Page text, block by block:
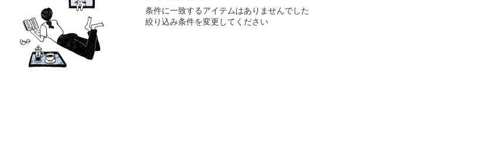
条件に一致するアイテムはありませんでした
絞り込み条件を変更してください